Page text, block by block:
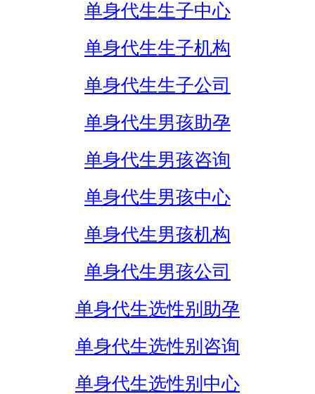
单身代生生子中心
单身代生生子机构
单身代生生子公司
单身代生男孩助孕
单身代生男孩咨询
单身代生男孩中心
单身代生男孩机构
单身代生男孩公司
单身代生选性别助孕
单身代生选性别咨询
单身代生选性别中心